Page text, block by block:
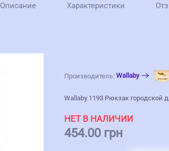
Описание Характеристики
Производитель: Wallaby
Wallaby 1193 Рюкзак городской
НЕТ В НАЛИЧИИ
454.00 грн